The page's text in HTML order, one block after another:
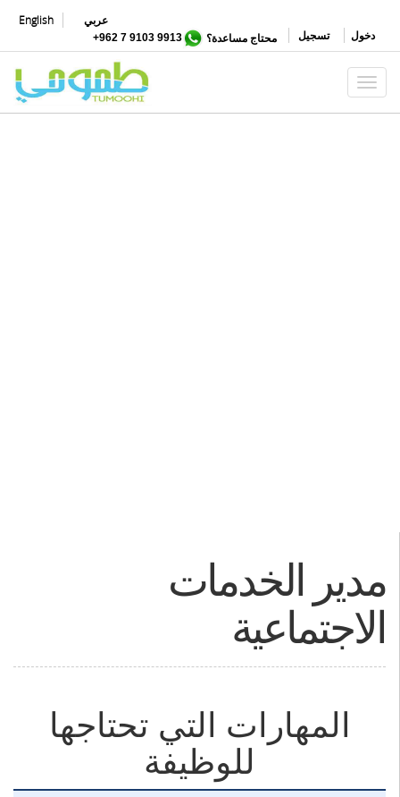
المحتوى
الرئيسي
English
عربي
تسجيل
دخول محتاج مساعدة؟ 9913 9103 7 962+
Toggle navigation
مدير الخدمات
الاجتماعية
المهارات التي تحتاجها
للوظيفة